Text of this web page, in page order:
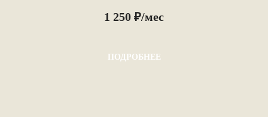
1 250 ₽/мес
ПОДРОБНЕЕ